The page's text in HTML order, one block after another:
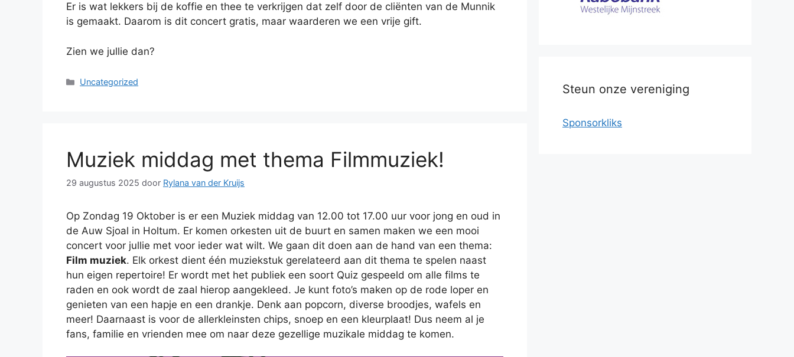
Er is wat lekkers bij de koffie en thee te verkrijgen dat zelf door de cliënten van de Munnik
is gemaakt. Daarom is dit concert gratis, maar waarderen we een vrije gift.
Zien we jullie dan?
Categorieën
Uncategorized
Muziek middag met thema Filmmuziek!
29 augustus 2025 door Rylana van der Kruijs
Op Zondag 19 Oktober is er een Muziek middag van 12.00 tot 17.00 uur voor jong en oud in
de Auw Sjoal in Holtum. Er komen orkesten uit de buurt en samen maken we een mooi
concert voor jullie met voor ieder wat wilt. We gaan dit doen aan de hand van een thema:
Film muziek. Elk orkest dient één muziekstuk gerelateerd aan dit thema te spelen naast
hun eigen repertoire! Er wordt met het publiek een soort Quiz gespeeld om alle films te
raden en ook wordt de zaal hierop aangekleed. Je kunt foto’s maken op de rode loper en
genieten van een hapje en een drankje. Denk aan popcorn, diverse broodjes, wafels en
meer! Daarnaast is voor de allerkleinsten chips, snoep en een kleurplaat! Dus neem al je
fans, familie en vrienden mee om naar deze gezellige muzikale middag te komen.
Steun onze vereniging
Sponsorkliks